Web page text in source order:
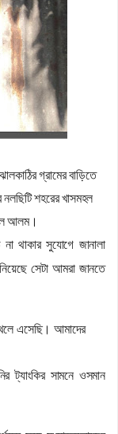
অর্থমন্ত্রী
১ শতাংশও
গ্রামের বাড়িতে
শহরের খাসমহল
আলম।
থাকার সুযোগে জানালা
সেটা আমরা জানতে
এসেছি। আমাদের
ট্যাংকির সামনে ওসমান